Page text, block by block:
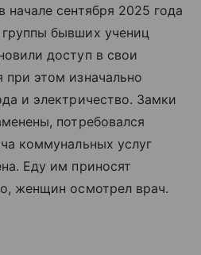
сентября 2025 года
бывших учениц
доступ в свои
этом изначально
и электричество. Замки
потребовался
коммунальных услуг
Еду им приносят
женщин осмотрел врач.